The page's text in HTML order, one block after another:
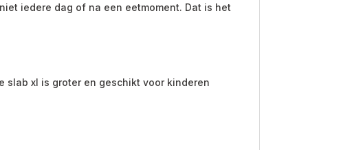
iedere dag of na een eetmoment. Dat is het
slab xl is groter en geschikt voor kinderen